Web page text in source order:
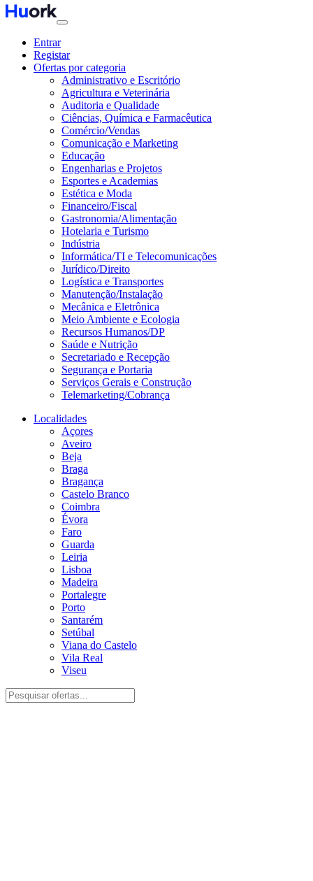
Entrar
Registar
Ofertas por categoria
Administrativo e Escritório
Agricultura e Veterinária
Auditoria e Qualidade
Ciências, Química e Farmacêutica
Comércio/Vendas
Comunicação e Marketing
Educação
Engenharias e Projetos
Esportes e Academias
Estética e Moda
Financeiro/Fiscal
Gastronomia/Alimentação
Hotelaria e Turismo
Indústria
Informática/TI e Telecomunicações
Jurídico/Direito
Logística e Transportes
Manutenção/Instalação
Mecânica e Eletrônica
Meio Ambiente e Ecologia
Recursos Humanos/DP
Saúde e Nutrição
Secretariado e Recepção
Segurança e Portaria
Serviços Gerais e Construção
Telemarketing/Cobrança
Localidades
Açores
Aveiro
Beja
Braga
Bragança
Castelo Branco
Coimbra
Évora
Faro
Guarda
Leiria
Lisboa
Madeira
Portalegre
Porto
Santarém
Setúbal
Viana do Castelo
Vila Real
Viseu